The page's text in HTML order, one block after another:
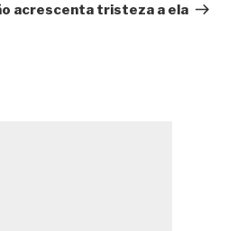
acrescenta tristeza a ela